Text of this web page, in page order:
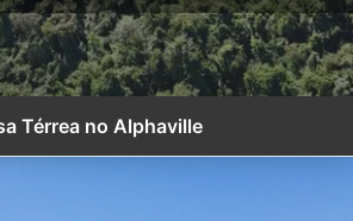
Térrea no Alphaville